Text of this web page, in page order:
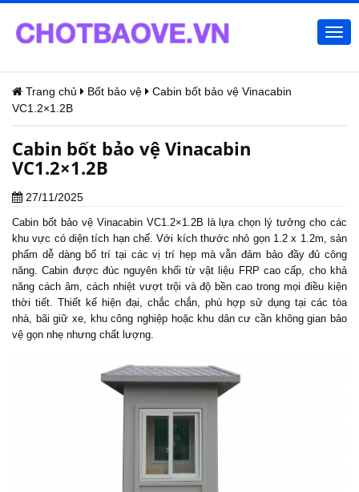
Trang chủ Bốt bảo vệ
Cabin bốt bảo vệ Vinacabin
VC1.2×1.2B
Cabin bốt bảo vệ Vinacabin
VC1.2×1.2B
27/11/2025
Cabin bốt bảo vệVinacabin VC1.2×1.2B là lựa chọn lý tưởng cho các
khu vực có diện tích hạn chế. Với kích thước nhỏ gọn 1.2 x 1.2m, sản
phẩm dễ dàng bố trí tại các vị trí hẹp mà vẫn đảm bảo đầy đủ công
năng. Cabin được đúc nguyên khối từ vật liệu FRP cao cấp, cho khả
năng cách âm, cách nhiệt vượt trội và độ bền cao trong mọi điều kiện
thời tiết. Thiết kế hiện đại, chắc chắn, phù hợp sử dụng tại các tòa
nhà, bãi giữ xe, khu công nghiệp hoặc khu dân cư cần không gian bảo
vệ gọn nhẹ nhưng chất lượng.